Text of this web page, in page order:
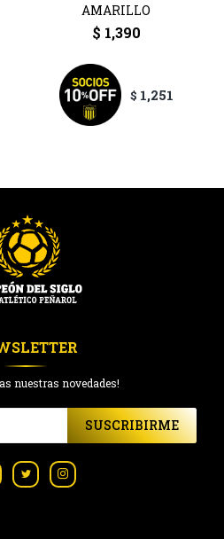
AMARILLO
$ 1,390
$ 1,251
nuestras novedades!
SUSCRIBIRME
 